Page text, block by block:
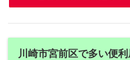
川崎市宮前区で多い便